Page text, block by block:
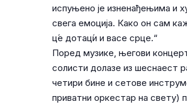
испуњено је изненађењима и
свега емоција. Како он сам
ц́е дотац́и и васе срце.“
Поред музике, његови
солисти долазе из шеснаест
четири бине и сетове
приватни оркестар на свету)